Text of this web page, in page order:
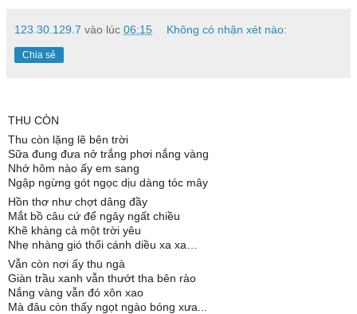
123.30.129.7 vào lúc 06:15 Không có nhận xét nào:
Chia sẻ
THU CÒN
Thu còn lặng lẽ bên trời
Sữa đung đưa nở trắng phơi nắng vàng
Nhớ hôm nào ấy em sang
Ngập ngừng gót ngọc dịu dàng tóc mây
Hồn thơ như chợt dâng đầy
Mắt bồ câu cứ để ngây ngất chiều
Khẽ khàng cả một trời yêu
Nhẹ nhàng gió thổi cánh diều xa xa…
Vẫn còn nơi ấy thu ngà
Giàn trầu xanh vẫn thướt tha bên rào
Nắng vàng vẫn đó xôn xao
Mà đâu còn thấy ngọt ngào bóng xưa...